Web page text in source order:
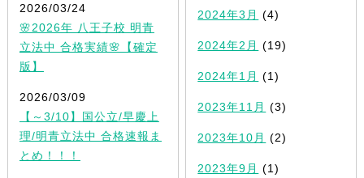
2026/03/24
🌸2026年 八王子校 明青
立法中 合格実績🌸【確定
版】
2026/03/09
【～3/10】国公立/早慶上
理/明青立法中 合格速報ま
とめ！！！
2024年3月 (4)
2024年2月 (19)
2024年1月 (1)
2023年11月 (3)
2023年10月 (2)
2023年9月 (1)